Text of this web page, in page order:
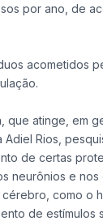
por ano, de
acometidos
atinge, em
Rios,
de certas
neurônios e
como o
de estímulos